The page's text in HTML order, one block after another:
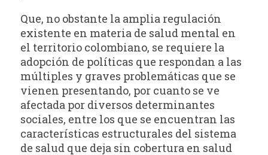
Que, no obstante la amplia regulación
existente en materia de salud mental en
el territorio colombiano, se requiere la
adopción de políticas que respondan a las
múltiples y graves problemáticas que se
vienen presentando, por cuanto se ve
afectada por diversos determinantes
sociales, entre los que se encuentran las
características estructurales del sistema
de salud que deja sin cobertura en salud